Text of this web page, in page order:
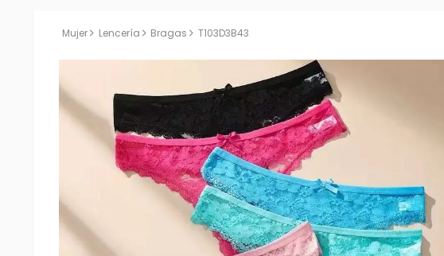
Mujer Lencería Bragas T103D3B43